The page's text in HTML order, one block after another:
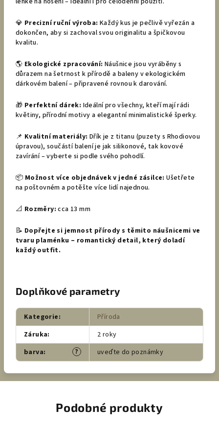
💎 Precizní ruční výroba: Každý kus je pečlivě vyřezán a
dokončen, aby si zachoval svou originalitu a špičkovou
kvalitu.
🌎 Ekologické zpracování: Náušnice jsou vyráběny s
důrazem na šetrnost k přírodě a baleny v ekologickém
dárkovém balení – připravené rovnou k darování.
🎁 Perfektní dárek: Ideální pro všechny, kteří mají rádi
květiny, přírodní motivy a elegantní minimalistické šperky.
📌 Kvalitní materiály: Dřík je z titanu (puzety s Rhodiovou
úpravou), součástí balení je jak silikonové, tak kovové
zavírání – vyberte si podle svého pohodlí.
📦 Možnost více objednávek v jedné zásilce: Ušetřete
na poštovném a potěšte více lidí najednou.
📐 Rozměry: cca 13 mm
📝 Dopřejte si jemnost přírody s těmito náušnicemi ve
tvaru plaménku – romantický detail, který doladí
každý outfit.
Doplňkové parametry
Kategorie:
Příroda
Záruka:
2 roky
?
barva: uveďte do poznámky
Podobné produkty